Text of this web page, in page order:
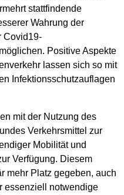
stattfindende
Wahrung der
Covid19-
Positive Aspekte
lassen sich so mit
Infektionsschutzauflagen
mit der Nutzung des
Verkehrsmittel zur
Mobilität und
Verfügung. Diesem
mehr Platz gegeben, auch
essenziell notwendige